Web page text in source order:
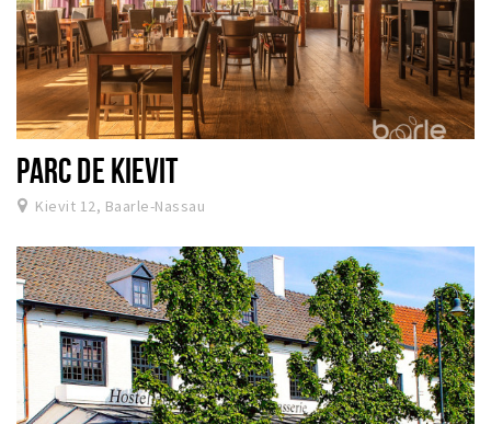
PARC DE KIEVIT
Kievit 12, Baarle-Nassau